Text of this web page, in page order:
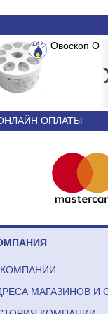
TC1/E1 SEVILLE
ОПЛАТЫ
МАГАЗИНОВ И